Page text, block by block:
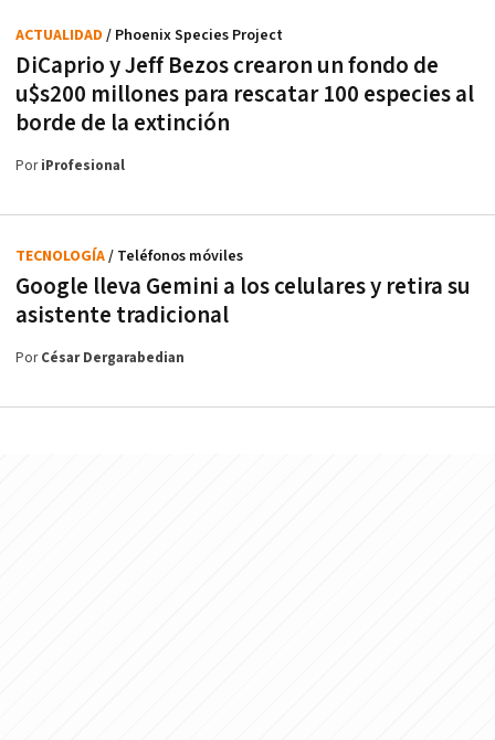
DiCaprio y Jeff Bezos crearon un fondo de
u$s200 millones para rescatar 100 especies al
borde de la extinción
ACTUALIDAD / Phoenix Species Project
PoriProfesional
Google lleva Gemini a los celulares y retira su
asistente tradicional
TECNOLOGÍA/ Teléfonos móviles
PorCésar Dergarabedian